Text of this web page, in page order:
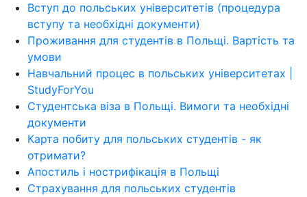
Вступ до польських університетів (процедура
вступу та необхідні документи)
Проживання для студентів в Польщі. Вартість та
умови
Навчальний процес в польських університетах |
StudyForYou
Студентська віза в Польщі. Вимоги та необхідні
документи
Карта побиту для польських студентів - як
отримати?
Апостиль і нострифікація в Польщі
Страхування для польських студентів